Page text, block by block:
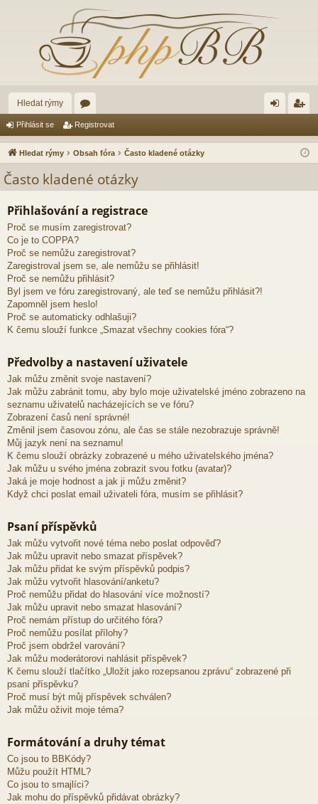
Hledat rýmy
ór
a lá
se
ist
va
Přihlásit se Registrovat
Hledat rýmy Obsah fóra Často kladené otázky
Často kladené otázky
Přihlašování a registrace
Proč se musím zaregistrovat?
Co je to COPPA?
Proč se nemůžu zaregistrovat?
Zaregistroval jsem se, ale nemůžu se přihlásit!
Proč se nemůžu přihlásit?
Byl jsem ve fóru zaregistrovaný, ale teď se nemůžu přihlásit?!
Zapomněl jsem heslo!
Proč se automaticky odhlašuji?
K čemu slouží funkce „Smazat všechny cookies fóra“?
Předvolby a nastavení uživatele
Jak můžu změnit svoje nastavení?
Jak můžu zabránit tomu, aby bylo moje uživatelské jméno zobrazeno na
seznamu uživatelů nacházejících se ve fóru?
Zobrazení časů není správné!
Změnil jsem časovou zónu, ale čas se stále nezobrazuje správně!
Můj jazyk není na seznamu!
K čemu slouží obrázky zobrazené u mého uživatelského jména?
Jak můžu u svého jména zobrazit svou fotku (avatar)?
Jaká je moje hodnost a jak ji můžu změnit?
Když chci poslat email uživateli fóra, musím se přihlásit?
Psaní příspěvků
Jak můžu vytvořit nové téma nebo poslat odpověď?
Jak můžu upravit nebo smazat příspěvek?
Jak můžu přidat ke svým příspěvků podpis?
Jak můžu vytvořit hlasování/anketu?
Proč nemůžu přidat do hlasování více možností?
Jak můžu upravit nebo smazat hlasování?
Proč nemám přístup do určitého fóra?
Proč nemůžu posílat přílohy?
Proč jsem obdržel varování?
Jak můžu moderátorovi nahlásit příspěvek?
K čemu slouží tlačítko „Uložit jako rozepsanou zprávu“ zobrazené při
psaní příspěvku?
Proč musí být můj příspěvek schválen?
Jak můžu oživit moje téma?
Formátování a druhy témat
Co jsou to BBKódy?
Můžu použít HTML?
Co jsou to smajlíci?
Jak mohu do příspěvků přidávat obrázky?